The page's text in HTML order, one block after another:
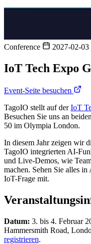
Conference 2027-02-03
IoT Tech Expo
Event-Seite besuchen
TagoIO stellt auf derIoT
Besuchen Sie uns an
50 im Olympia London.
In diesem Jahr zeigen wir
TagoIO integrierten AI-
und Live-Demos, wie
machen. Sehen Sie alles
IoT-Frage mit.
Datum: 3. bis 4. Februar
Hammersmith Road,
registrieren.